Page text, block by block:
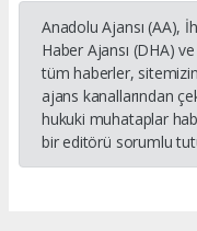
Anadolu Ajansı (AA),
Haber Ajansı (DHA)
tüm haberler,
ajans kanallarından
hukuki muhataplar
bir editörü sorumlu